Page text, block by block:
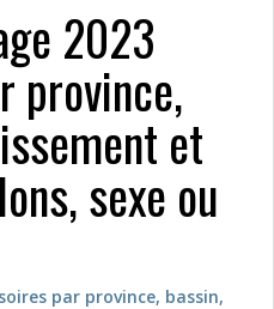
2023
province,
et
sexe ou
par province, bassin,